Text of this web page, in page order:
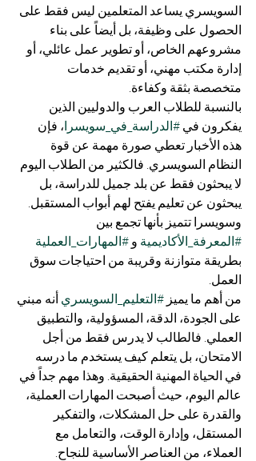
السويسري يساعد المتعلمين ليس فقط على
الحصول على وظيفة، بل أيضاً على بناء
مشروعهم الخاص، أو تطوير عمل عائلي، أو
إدارة مكتب مهني، أو تقديم خدمات
متخصصة بثقة وكفاءة.
بالنسبة للطلاب العرب والدوليين الذين
يفكرون في #الدراسة_في_سويسرا، فإن
هذه الأخبار تعطي صورة مهمة عن قوة
النظام السويسري. فالكثير من الطلاب اليوم
لا يبحثون فقط عن بلد جميل للدراسة، بل
يبحثون عن تعليم يفتح لهم أبواب المستقبل.
وسويسرا تتميز بأنها تجمع بين
#المعرفة_الأكاديمية و #المهارات_العملية
بطريقة متوازنة وقريبة من احتياجات سوق
العمل.
من أهم ما يميز #التعليم_السويسري أنه مبني
على الجودة، الدقة، المسؤولية، والتطبيق
العملي. فالطالب لا يدرس فقط من أجل
الامتحان، بل يتعلم كيف يستخدم ما درسه
في الحياة المهنية الحقيقية. وهذا مهم جداً في
عالم اليوم، حيث أصبحت المهارات العملية،
والقدرة على حل المشكلات، والتفكير
المستقل، وإدارة الوقت، والتعامل مع
العملاء، من العناصر الأساسية للنجاح.